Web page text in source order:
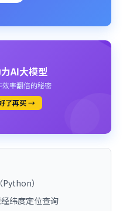
AI大模型
率翻倍的秘密
了再买 →
）
纬度定位查询